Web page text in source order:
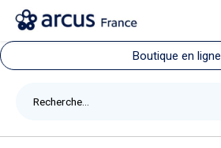
Boutique en ligne